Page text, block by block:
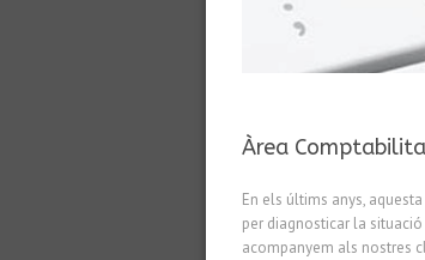
Àrea
En els últims anys,
per diagnosticar la
acompanyem als nostres